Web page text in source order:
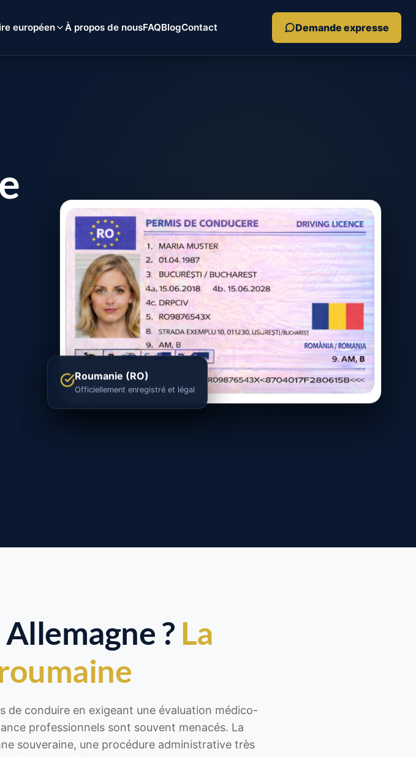
européen À propos de nousFAQBlogContact Demande expresse
Roumanie (RO)
Officiellement enregistré et légal
? La
de conduire en exigeant une évaluation médico-
professionnels sont souvent menacés. La
souveraine, une procédure administrative très